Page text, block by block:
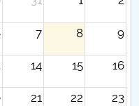
7 8 9
14 15 16
21 22 23